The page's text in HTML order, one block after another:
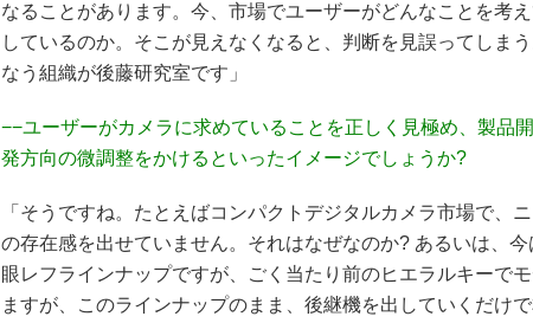
なることがあります。今、市場でユーザーがどんなことを考
しているのか。そこが見えなくなると、判断を見誤ってしま
なう組織が後藤研究室です」
−−ユーザーがカメラに求めていることを正しく見極め、製品
発方向の微調整をかけるといったイメージでしょうか?
「そうですね。たとえばコンパクトデジタルカメラ市場で、
の存在感を出せていません。それはなぜなのか? あるいは、
眼レフラインナップですが、ごく当たり前のヒエラルキーで
ますが、このラインナップのまま、後継機を出していくだけ